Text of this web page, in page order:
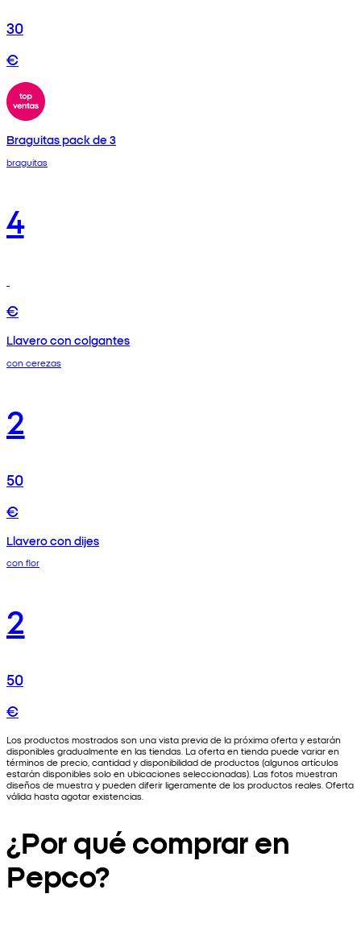
30
€
Braguitas pack de 3
braguitas
4
€
Llavero con colgantes
con cerezas
2
50
€
Llavero con dijes
con flor
2
50
€
Los productos mostrados son una vista previa de la próxima oferta y estarán
disponibles gradualmente en las tiendas. La oferta en tienda puede variar en
términos de precio, cantidad y disponibilidad de productos (algunos artículos
estarán disponibles solo en ubicaciones seleccionadas). Las fotos muestran
diseños de muestra y pueden diferir ligeramente de los productos reales. Oferta
válida hasta agotar existencias.
¿Por qué comprar en
Pepco?